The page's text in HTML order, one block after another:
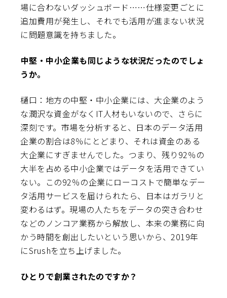
場に合わないダッシュボード……仕様変更ごとに
追加費用が発生し、それでも活用が進まない状況
に問題意識を持ちました。
――中堅・中小企業も同じような状況だったのでしょ
うか。
樋口：地方の中堅・中小企業には、大企業のよう
な潤沢な資金がなくIT人材もいないので、さらに
深刻です。市場を分析すると、日本のデータ活用
企業の割合は8％にとどまり、それは資金のある
大企業にすぎませんでした。つまり、残り92％の
大半を占める中小企業ではデータを活用できてい
ない。この92％の企業にローコストで簡単なデー
タ活用サービスを届けられたら、日本はガラリと
変わるはず。現場の人たちをデータの突き合わせ
などのノンコア業務から解放し、本来の業務に向
かう時間を創出したいという思いから、2019年
にSrushを立ち上げました。
――ひとりで創業されたのですか？